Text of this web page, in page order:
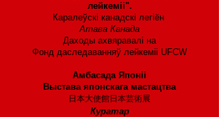
лейкеміі".
Каралеўскі канадскі легіён
Атава Канада
Даходы ахвяравалі на
Фонд даследаванняў лейкеміі UFCW
Амбасада Японіі
Выстава японскага мастацтва
日本大使館日本芸術展
Куратар